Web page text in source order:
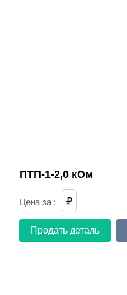
ПТП-1-2,0 кОм
Цена за : ₽
Продать деталь